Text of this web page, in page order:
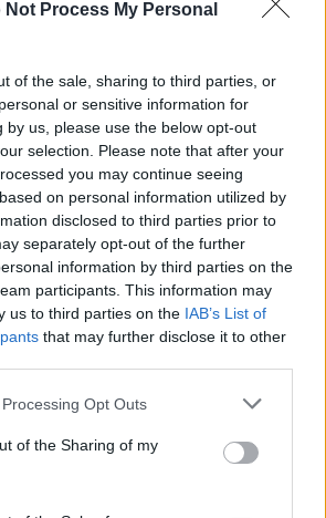
Not Process My Personal
of the sale, sharing to third parties, or
or sensitive information for
by us, please use the below opt-out
selection. Please note that after your
you may continue seeing
on personal information utilized by
disclosed to third parties prior to
separately opt-out of the further
information by third parties on the
participants. This information may
us to third parties on the IAB’s List of
that may further disclose it to other
Opt Outs
of the Sharing of my
Powertrain s.r.o. Jihlava • CNC operátor• mzda
50.000 Kč • příspěvek na ubytování (Jihlava,
Powertrain s.r.o. • montážní dělník • mzda 44.700
2.000 Kč (Jihlava, okres Jihlava)
s.r.o. Jihlava • práce ve skladu • mzda
bonus 50.000 Kč • ubytování (Jihlava, okres
s.r.o. Jihlava • střídač • mzda 48.400
(Jihlava, okres Jihlava)
s.r.o. • seřizování strojů • mzda
Kč • ubytování (Jihlava, okres Jihlava)